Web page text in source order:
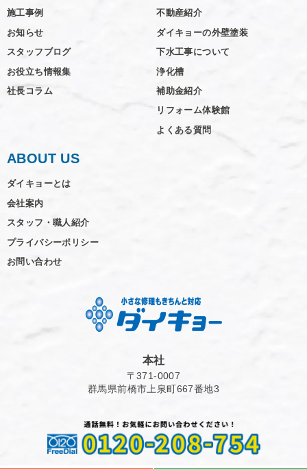
施工事例
お知らせ
スタッフブログ
お役立ち情報集
社長コラム
不動産紹介
ダイキョーの外壁塗装
下水工事について
浄化槽
補助金紹介
リフォーム体験館
よくある質問
ABOUT US
ダイキョーとは
会社案内
スタッフ・職人紹介
プライバシーポリシー
お問い合わせ
本社
〒371-0007
群馬県前橋市上泉町667番地3